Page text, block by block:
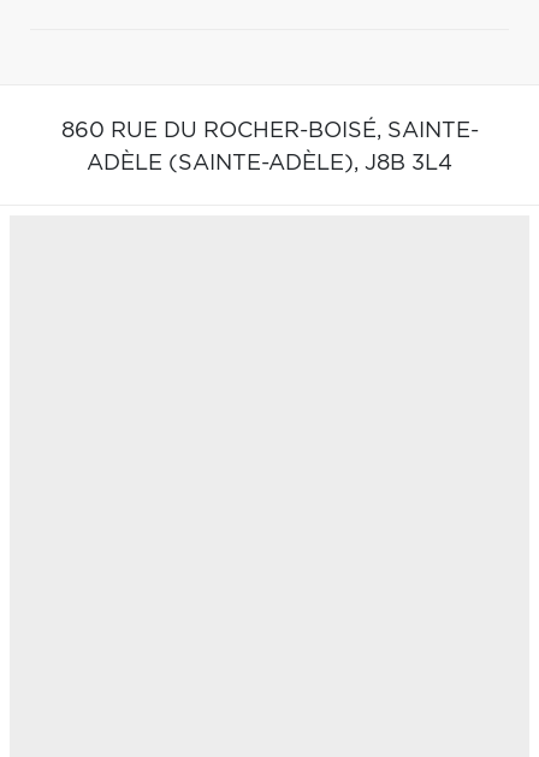
860 RUE DU ROCHER-BOISÉ, SAINTE-
ADÈLE (SAINTE-ADÈLE), J8B 3L4